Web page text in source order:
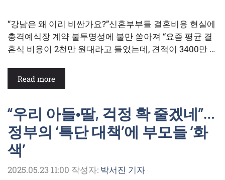
“강남은 왜 이리 비싼가요?”신혼부부들 결혼비용 현실에
충격예식장 계약 불투명성에 불만 쏟아져 “요즘 평균 결
혼식 비용이 2천만 원대라고 들었는데, 견적이 3400만 …
Read more
“우리 아들•딸, 걱정 확 줄겠네”…
정부의 ‘특단 대책’에 부모들 ‘화
색’
2025.05.23 11:00 작성자: 박서진 기자